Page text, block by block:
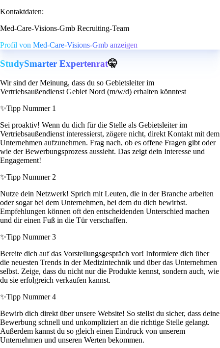
Kontaktdaten:
Med-Care-Visions-Gmb Recruiting-Team
Profil von Med-Care-Visions-Gmb anzeigen
StudySmarter Expertenrat🤫
Wir sind der Meinung, dass du so Gebietsleiter im
Vertriebsaußendienst Gebiet Nord (m/w/d) erhalten könntest
✨Tipp Nummer 1
Sei proaktiv! Wenn du dich für die Stelle als Gebietsleiter im
Vertriebsaußendienst interessierst, zögere nicht, direkt Kontakt mit dem
Unternehmen aufzunehmen. Frag nach, ob es offene Fragen gibt oder
wie der Bewerbungsprozess aussieht. Das zeigt dein Interesse und
Engagement!
✨Tipp Nummer 2
Nutze dein Netzwerk! Sprich mit Leuten, die in der Branche arbeiten
oder sogar bei dem Unternehmen, bei dem du dich bewirbst.
Empfehlungen können oft den entscheidenden Unterschied machen
und dir einen Fuß in die Tür verschaffen.
✨Tipp Nummer 3
Bereite dich auf das Vorstellungsgespräch vor! Informiere dich über
die neuesten Trends in der Medizintechnik und über das Unternehmen
selbst. Zeige, dass du nicht nur die Produkte kennst, sondern auch, wie
du sie erfolgreich verkaufen kannst.
✨Tipp Nummer 4
Bewirb dich direkt über unsere Website! So stellst du sicher, dass deine
Bewerbung schnell und unkompliziert an die richtige Stelle gelangt.
Außerdem kannst du so gleich einen Eindruck von unserem
Unternehmen und unseren Werten bekommen.